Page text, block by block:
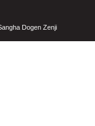
Dogen Zenji